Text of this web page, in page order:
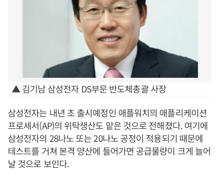
▲ 김기남 삼성전자 DS부문 반도체총괄 사장
삼성전자는 내년 초 출시예정인 애플워치의 애플리케이션
프로세서(AP)의 위탁생산도 맡은 것으로 전해졌다. 여기에
삼성전자의 28나노 또는 20나노 공정이 적용되기 때문에
테스트를 거쳐 본격 양산에 들어가면 공급물량이 크게 늘어
날 것으로 보인다.